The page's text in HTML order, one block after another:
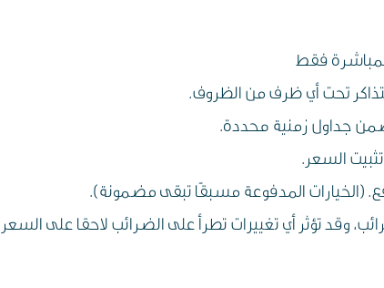
تحت أي ظرف من الظروف.
جداول زمنية محددة.
السعر.
(الخيارات المدفوعة مسبقًا تبقى مضمونة).
تؤثر أي تغييرات تطرأ على الضرائب لاحقا على السعر